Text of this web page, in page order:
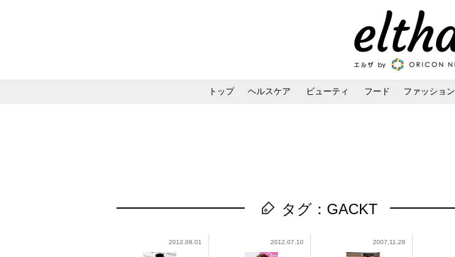
トップ ヘルスケア ビューティ フード ファッション
タグ：GACKT
2012.08.01 2012.07.10 2007.11.28